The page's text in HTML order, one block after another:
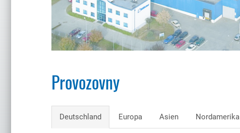
Provozovny
Deutschland Europa Asien Nordamerika